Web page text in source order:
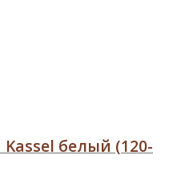
белый (120-